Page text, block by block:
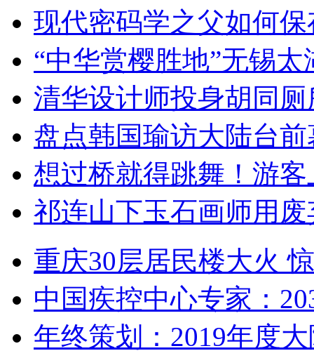
现代密码学之父如何
“中华赏樱胜地”无锡
清华设计师投身胡同
盘点韩国瑜访大陆台
想过桥就得跳舞！游客
祁连山下玉石画师用
重庆30层居民楼大火
中国疾控中心专家：
年终策划：2019年度